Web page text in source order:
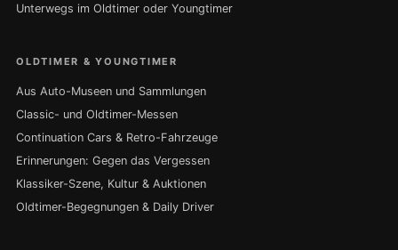
Unterwegs im Oldtimer oder Youngtimer
OLDTIMER & YOUNGTIMER
Aus Auto-Museen und Sammlungen
Classic- und Oldtimer-Messen
Continuation Cars & Retro-Fahrzeuge
Erinnerungen: Gegen das Vergessen
Klassiker-Szene, Kultur & Auktionen
Oldtimer-Begegnungen & Daily Driver